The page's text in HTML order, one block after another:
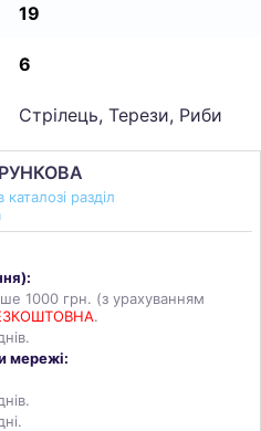
19
6
Стрілець, Терези, Риби
разділ
):
1000 грн. (з урахуванням
.
мережі: